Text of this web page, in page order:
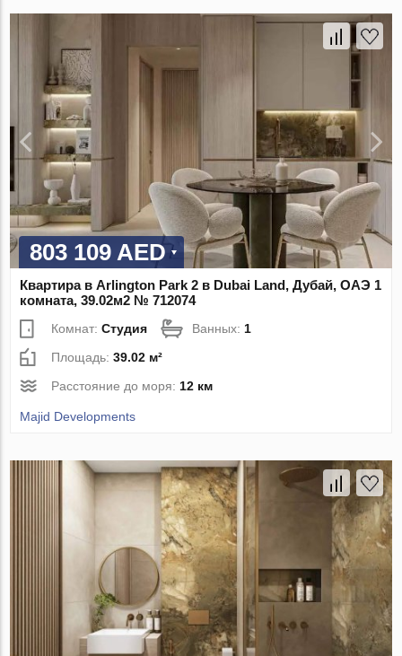
803 109 AED
Квартира в Arlington Park 2 в Dubai Land, Дубай, ОАЭ 1
комната, 39.02м2 № 712074
Комнат:Студия Ванных: 1
Площадь:39.02 м²
Расстояние до моря: 12 км
Majid Developments